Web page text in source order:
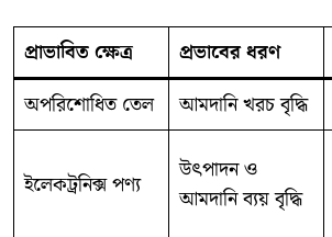
প্রাভাবিত ক্ষেত্র প্রভাবের ধরণ
অপরিশোধিত তেল
আমদানি খরচ বৃদ্ধি
ইলেকট্রনিক্স পণ্য
উৎপাদন ও
আমদানি ব্যয় বৃদ্ধি